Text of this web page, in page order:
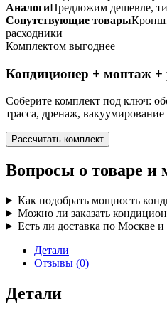
АналогиПредложим дешевле,
Сопутствующие товары
расходники
Комплектом выгоднее
Кондиционер + монтаж +
Соберите комплект под ключ:
трасса, дренаж, вакуумирование
Рассчитать комплект
Вопросы о товаре и
Как подобрать мощность
Можно ли заказать
Есть ли доставка по Москве и
Детали
Отзывы (0)
Детали